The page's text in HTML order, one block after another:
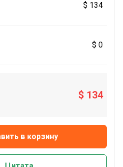
$ 134
$ 0
$ 134
в корзину